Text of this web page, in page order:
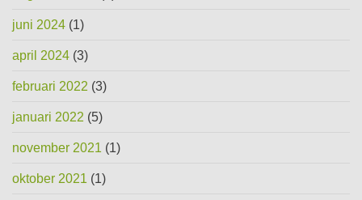
juni 2024 (1)
april 2024 (3)
februari 2022 (3)
januari 2022 (5)
november 2021 (1)
oktober 2021 (1)